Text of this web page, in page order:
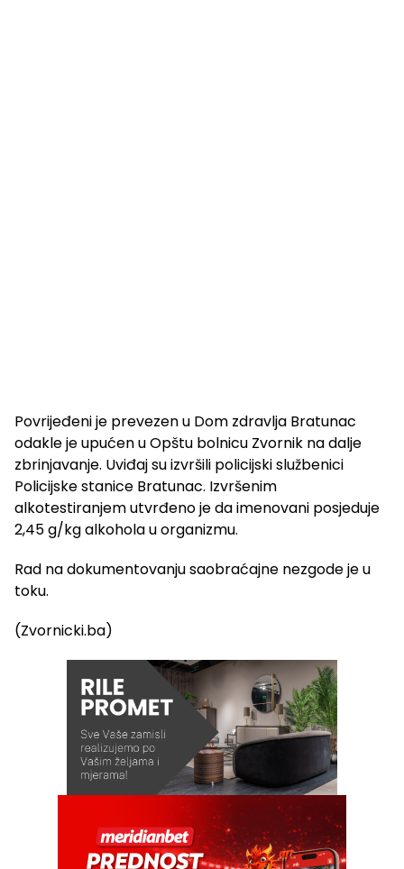
Povrijeđeni je prevezen u Dom zdravlja Bratunac
odakle je upućen u Opštu bolnicu Zvornik na dalje
zbrinjavanje. Uviđaj su izvršili policijski službenici
Policijske stanice Bratunac. Izvršenim
alkotestiranjem utvrđeno je da imenovani posjeduje
2,45 g/kg alkohola u organizmu.
Rad na dokumentovanju saobraćajne nezgode je u
toku.
(Zvornicki.ba)